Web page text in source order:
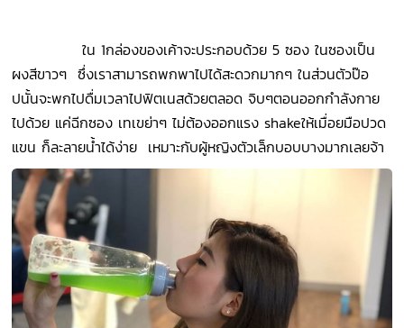
ใน 1กล่องของเค้าจะประกอบด้วย 5 ซอง ในซองเป็น
ผงสีขาวๆ ซึ่งเราสามารถพกพาไปได้สะดวกมากๆ ในส่วนตัวป๊อ
ปนั้นจะพกไปดื่มเวลาไปฟิตเนสด้วยตลอด จิบๆตอนออกกำลังกาย
ไปด้วย แค่ฉีกซอง เทเขย่าๆ ไม่ต้องออกแรง shakeให้เมื่อยมือปวด
แขน ก็ละลายน้ำได้ง่าย เหมาะกับผู้หญิงตัวเล็กบอบบางมากเลยจ้า